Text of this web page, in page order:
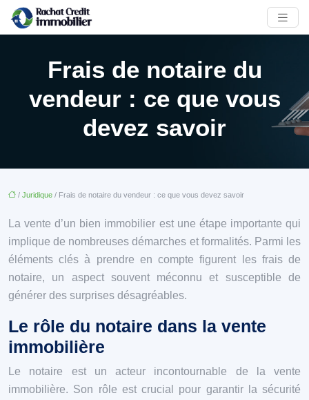
Frais de notaire du
vendeur : ce que vous
devez savoir
/ Juridique / Frais de notaire du vendeur : ce que vous devez savoir
La vente d’un bien immobilier est une étape importante qui
implique de nombreuses démarches et formalités. Parmi les
éléments clés à prendre en compte figurent les frais de
notaire, un aspect souvent méconnu et susceptible de
générer des surprises désagréables.
Le rôle du notaire dans la vente
immobilière
Le notaire est un acteur incontournable de la vente
immobilière. Son rôle est crucial pour garantir la sécurité